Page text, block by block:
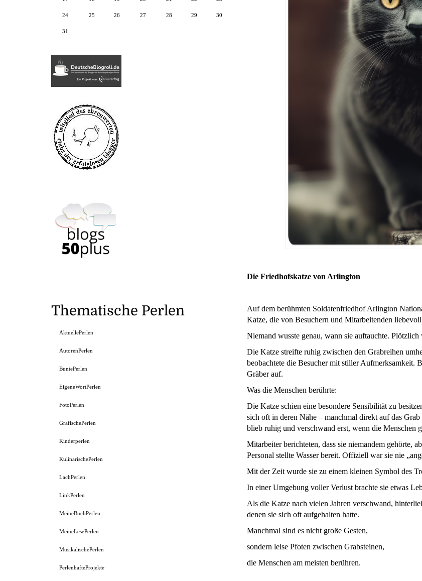
Die Friedhofskatze von Arlington
Auf dem berühmten Soldatenfriedhof Arlington
Katze, die von Besuchern und Mitarbeitenden
Niemand wusste genau, wann sie auftauchte. Plötzlich
Die Katze streifte ruhig zwischen den Grabreihen
beobachtete die Besucher mit stiller Aufmerksamkeit.
Gräber auf.
Was die Menschen berührte:
Die Katze schien eine besondere Sensibilität zu
sich oft in deren Nähe – manchmal direkt auf das
blieb ruhig und verschwand erst, wenn die Menschen
Mitarbeiter berichteten, dass sie niemandem gehörte,
Personal stellte Wasser bereit. Offiziell war sie nie
Mit der Zeit wurde sie zu einem kleinen Symbol des
In einer Umgebung voller Verlust brachte sie etwas
Als die Katze nach vielen Jahren verschwand,
denen sie sich oft aufgehalten hatte.
Manchmal sind es nicht große Gesten,
sondern leise Pfoten zwischen Grabsteinen,
die Menschen am meisten berühren.
24 25 26 27 28 29 30
31
Thematische Perlen
AktuellePerlen
AutorenPerlen
BuntePerlen
EigeneWortPerlen
FotoPerlen
GrafischePerlen
Kinderperlen
KulinarischePerlen
LachPerlen
LinkPerlen
MeineBuchPerlen
MeineLesePerlen
MusikalischePerlen
PerlenhafteProjekte